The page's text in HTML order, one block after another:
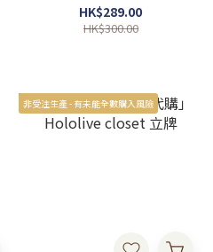
HK$289.00
HK$300.00
非受注生產 - 有未能全數購入風險